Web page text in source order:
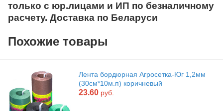
только с юр.лицами и ИП по безналичному
расчету. Доставка по Беларуси
Похожие товары
Лента бордюрная Агросетка-Юг 1,2мм
(30см*10м.п) коричневый
23.60 руб.